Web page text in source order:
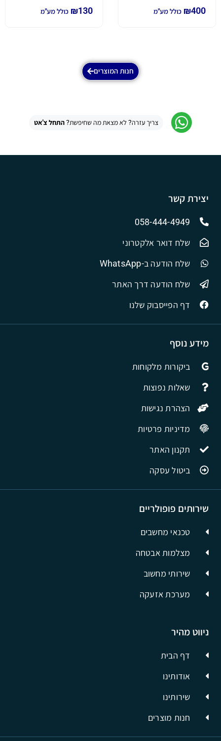
₪400 כולל מע"מ
₪130 כולל מע"מ
חנות המוצרים
צריך עזרה? לא מצאת מה שחיפשת?התחל צ'אט
ניווט מהיר
דף הבית
אודותינו
שירותינו
חנות מוצרים
שירותים פופולריים
טכנאי מחשבים
מצלמות אבטחה
שירותי מחשוב
מערכת אזעקה
מידע נוסף
ביקורות מלקוחות
שאלות נפוצות
הצהרת נגישות
מדיניות פרטיות
תקנון האתר
ביטול עסקה
יצירת קשר
058-444-4949
שלח דואר אלקטרוני
שלח הודעה ב-WhatsApp
שלח הודעה דרך האתר
דף הפייסבוק שלנו